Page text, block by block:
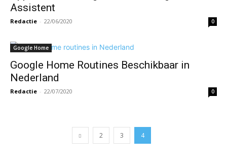
Assistent
Redactie - 22/06/2020 0
Google Home
Google Home Routines Beschikbaar in
Nederland
Redactie - 22/07/2020 0
2 3 4